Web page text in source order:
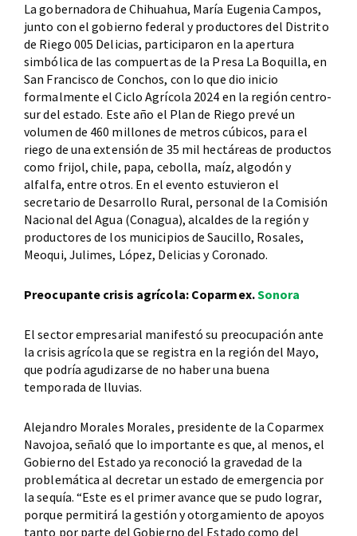
La gobernadora de Chihuahua, María Eugenia Campos,
junto con el gobierno federal y productores del Distrito
de Riego 005 Delicias, participaron en la apertura
simbólica de las compuertas de la Presa La Boquilla, en
San Francisco de Conchos, con lo que dio inicio
formalmente el Ciclo Agrícola 2024 en la región centro-
sur del estado. Este año el Plan de Riego prevé un
volumen de 460 millones de metros cúbicos, para el
riego de una extensión de 35 mil hectáreas de productos
como frijol, chile, papa, cebolla, maíz, algodón y
alfalfa, entre otros. En el evento estuvieron el
secretario de Desarrollo Rural, personal de la Comisión
Nacional del Agua (Conagua), alcaldes de la región y
productores de los municipios de Saucillo, Rosales,
Meoqui, Julimes, López, Delicias y Coronado.
Preocupante crisis agrícola: Coparmex.Sonora
El sector empresarial manifestó su preocupación ante
la crisis agrícola que se registra en la región del Mayo,
que podría agudizarse de no haber una buena
temporada de lluvias.
Alejandro Morales Morales, presidente de la Coparmex
Navojoa, señaló que lo importante es que, al menos, el
Gobierno del Estado ya reconoció la gravedad de la
problemática al decretar un estado de emergencia por
la sequía. “Este es el primer avance que se pudo lograr,
porque permitirá la gestión y otorgamiento de apoyos
tanto por parte del Gobierno del Estado como del